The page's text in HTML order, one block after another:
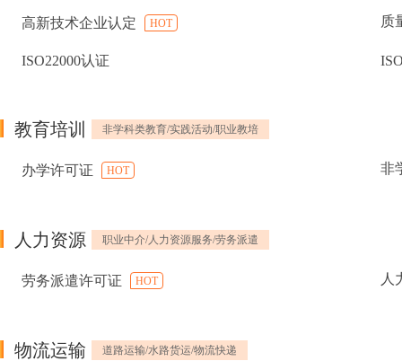
高新技术企业认定 HOT 质
ISO22000认证
教育培训 非学科类教育/实践活动/职业教培
办学许可证 HOT 非
人力资源 职业中介/人力资源服务/劳务派遣
劳务派遣许可证 HOT 人
物流运输 道路运输/水路货运/物流快递